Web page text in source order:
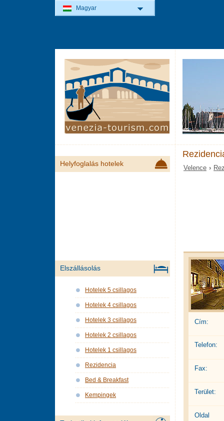
Velence ›
Cím:
Telefon:
Fax:
Terület:
Oldal
Helyfoglalás hotelek
Elszállásolás
Hotelek 5 csillagos
Hotelek 4 csillagos
Hotelek 3 csillagos
Hotelek 2 csillagos
Hotelek 1 csillagos
Rezidencia
Bed & Breakfast
Kempingek
Magyar